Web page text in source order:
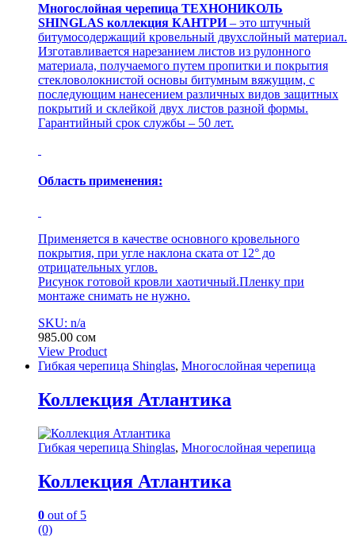
Многослойная черепица ТЕХНОНИКОЛЬ
SHINGLAS коллекция КАНТРИ– это штучный
битумосодержащий кровельный двухслойный материал.
Изготавливается нарезанием листов из рулонного
материала, получаемого путем пропитки и покрытия
стекловолокнистой основы битумным вяжущим, с
последующим нанесением различных видов защитных
покрытий и склейкой двух листов разной формы.
Гарантийный срок службы – 50 лет.
Область применения:
Применяется в качестве основного кровельного
покрытия, при угле наклона ската от 12° до
отрицательных углов.
Рисунок готовой кровли хаотичный.Пленку при
монтаже снимать не нужно.
SKU: n/a
985.00 сом
View Product
Гибкая черепица Shinglas, Многослойная черепица
Коллекция Атлантика
Гибкая черепица Shinglas, Многослойная черепица
Коллекция Атлантика
0 out of 5
(0)